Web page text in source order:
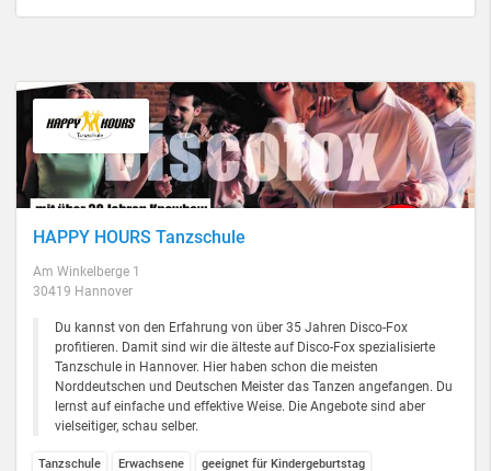
HAPPY HOURS Tanzschule
Am Winkelberge 1
30419 Hannover
Du kannst von den Erfahrung von über 35 Jahren Disco-Fox
profitieren. Damit sind wir die älteste auf Disco-Fox spezialisierte
Tanzschule in Hannover. Hier haben schon die meisten
Norddeutschen und Deutschen Meister das Tanzen angefangen. Du
lernst auf einfache und effektive Weise. Die Angebote sind aber
vielseitiger, schau selber.
Tanzschule Erwachsene geeignet für Kindergeburtstag